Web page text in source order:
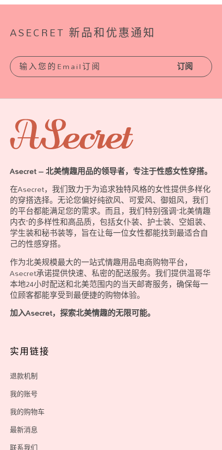
ASECRET 新品和优惠通知
订阅
Asecret – 北美情趣用品的领导者，专注于性感女性穿搭。
在Asecret，我们致力于为追求独特风格的女性提供多样化
的穿搭选择。无论您偏好纯欲风、可爱风、御姐风，我们
的平台都能满足您的需求。而且，我们特别强调“北美情趣
内衣”的多样性和高品质，包括女仆装、护士装、空姐装、
学生装和秘书装等，旨在让每一位女性都能找到最适合自
己的性感穿搭。
作为北美规模最大的一站式情趣用品电商购物平台，
Asecret承诺提供快速、私密的配送服务。我们提供温哥华
本地24小时配送和北美范围内的当天邮寄服务，确保每一
位顾客都能享受到最便捷的购物体验。
加入Asecret，探索北美情趣的无限可能。
实用链接
退款机制
我的账号
我的购物车
最新消息